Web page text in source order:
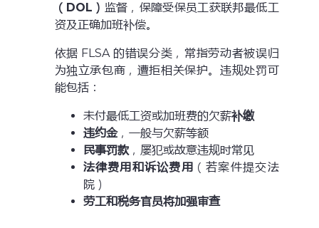
（DOL） 监督，保障受保员工获联邦最低工
资及正确加班补偿。
依据 FLSA 的错误分类，常指劳动者被误归
为独立承包商，遭拒相关保护。违规处罚可
能包括：
未付最低工资或加班费的欠薪补缴
违约金，一般与欠薪等额
民事罚款，屡犯或故意违规时常见
法律费用和诉讼费用 （若案件提交法
院）
劳工和税务官员将加强审查